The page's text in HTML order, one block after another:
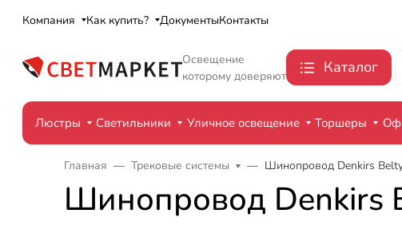
Компания Как купить? ДокументыКонтакты
Освещение
которому доверяют
Каталог
Люстры Светильники Уличное освещение Торшеры
Главная Трековые системы Шинопровод Denkirs
Шинопровод Denkirs